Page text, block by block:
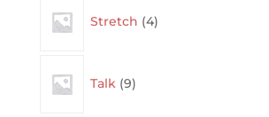
Stretch 4products
Talk 9products